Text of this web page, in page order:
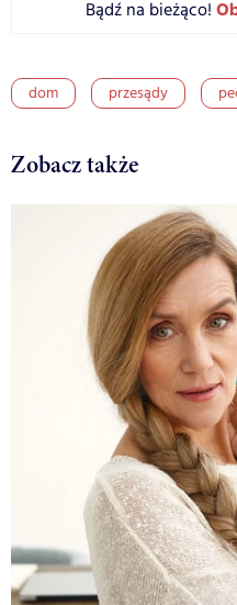
Bądź na bieżąco!
dom przesądy
Zobacz także